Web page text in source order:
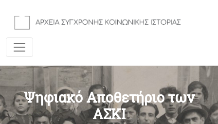
Ψηφιακό Αποθετήριο των
ΑΣΚΙ